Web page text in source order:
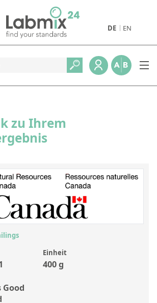
DE EN
die Industrie und Geologie
die Umweltanalytik
physikalische Eigenschaften
zu Ihrem
Einheit
400 g